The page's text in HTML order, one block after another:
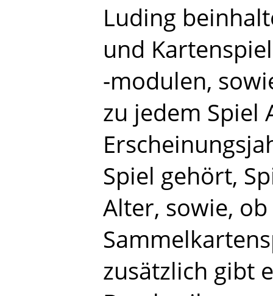
Luding
und
-modulen,
zu jedem Spiel
Spiel gehört,
Alter, sowie,
zusätzlich gibt